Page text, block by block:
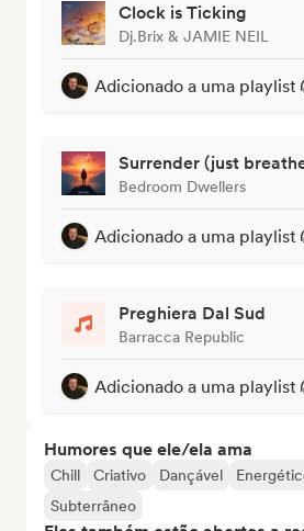
Clock is Ticking
Dj.Brix & JAMIE NEIL
Adicionado a uma playlist
Surrender (just
Bedroom Dwellers
Adicionado a uma playlist
Preghiera Dal Sud
Barracca Republic
Adicionado a uma playlist
Humores que ele/ela ama
Chill Criativo Dançável
Subterrâneo